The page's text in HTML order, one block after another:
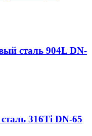
сталь 904L DN-
316Ti DN-65